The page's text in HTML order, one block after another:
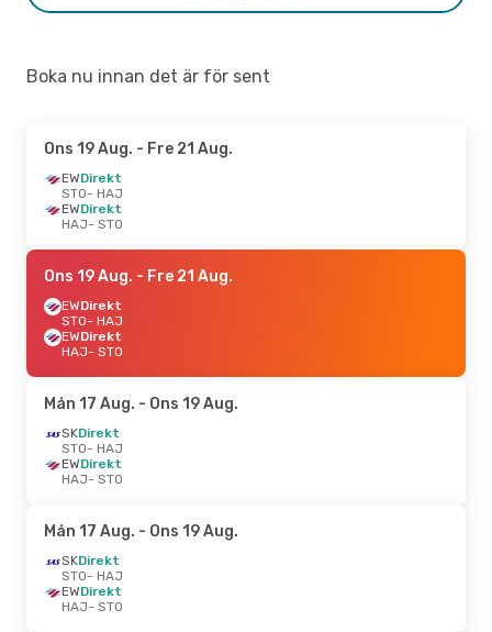
Boka nu innan det är för sent
Ons 19 Aug. - Fre 21 Aug.
EWDirekt
STO- HAJ
EWDirekt
HAJ- STO
Ons 19 Aug. - Fre 21 Aug.
EWDirekt
STO- HAJ
EWDirekt
HAJ- STO
Mån 17 Aug. - Ons 19 Aug.
SKDirekt
STO- HAJ
EWDirekt
HAJ- STO
Mån 17 Aug. - Ons 19 Aug.
SKDirekt
STO- HAJ
EWDirekt
HAJ- STO